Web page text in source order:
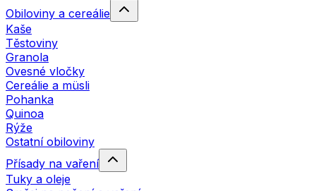
Obiloviny a cereálie
Kaše
Těstoviny
Granola
Ovesné vločky
Cereálie a müsli
Pohanka
Quinoa
Rýže
Ostatní obiloviny
Přísady na vaření
Tuky a oleje